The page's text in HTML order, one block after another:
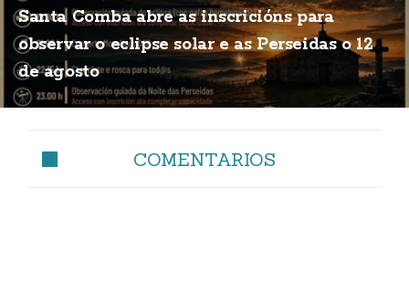
Santa Comba abre as inscricións para
observar o eclipse solar e as Perseidas o 12
de agosto
COMENTARIOS